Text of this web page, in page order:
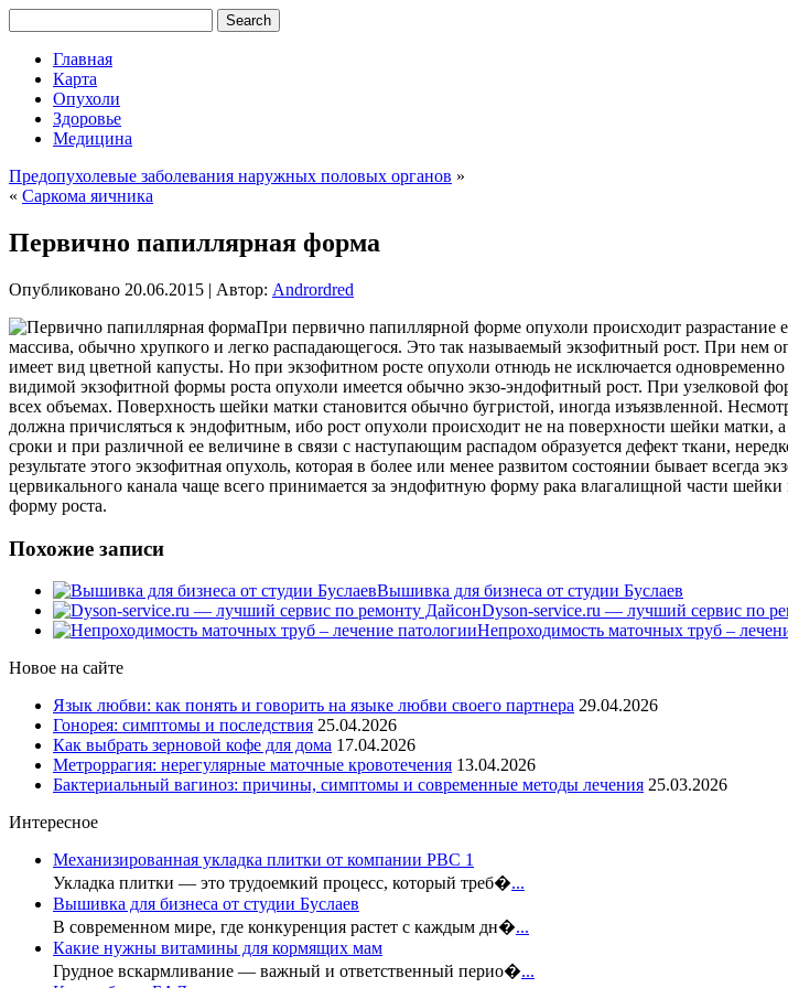
Главная
Карта
Опухоли
Здоровье
Медицина
Предопухолевые заболевания наружных половых органов »
« Саркома яичника
Первично папиллярная форма
Опубликовано 20.06.2015 | Автор: Andrordred
При первично папиллярной форме опухоли происходит
массива, обычно хрупкого и легко распадающегося. Это так называемый экзофитный рост. При нем
имеет вид цветной капусты. Но при экзофитном росте опухоли отнюдь не исключается
видимой экзофитной формы роста опухоли имеется обычно экзо-эндофитный рост. При узелковой
всех объемах. Поверхность шейки матки становится обычно бугристой, иногда изъязвленной.
должна причисляться к эндофитным, ибо рост опухоли происходит не на поверхности шейки матки,
сроки и при различной ее величине в связи с наступающим распадом образуется дефект ткани,
результате этого экзофитная опухоль, которая в более или менее развитом состоянии бывает
цервикального канала чаще всего принимается за эндофитную форму рака влагалищной части
форму роста.
Похожие записи
Вышивка для бизнеса от студии Буслаев
Dyson-service.ru — лучший сервис по
Непроходимость маточных труб –
Новое на сайте
Язык любви: как понять и говорить на языке любви своего партнера 29.04.2026
Гонорея: симптомы и последствия 25.04.2026
Как выбрать зерновой кофе для дома 17.04.2026
Метроррагия: нерегулярные маточные кровотечения 13.04.2026
Бактериальный вагиноз: причины, симптомы и современные методы лечения 25.03.2026
Интересное
Механизированная укладка плитки от компании РВС 1
Укладка плитки — это трудоемкий процесс, который треб�...
Вышивка для бизнеса от студии Буслаев
В современном мире, где конкуренция растет с каждым дн�...
Какие нужны витамины для кормящих мам
Грудное вскармливание — важный и ответственный перио�...